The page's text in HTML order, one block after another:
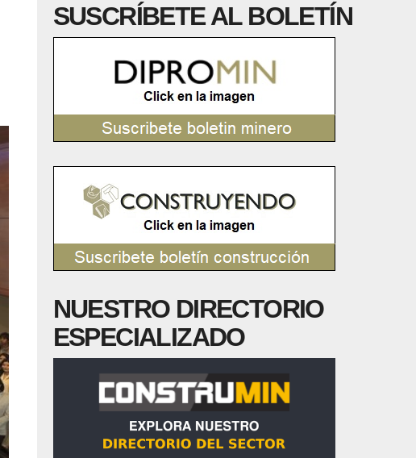
SUSCRÍBETE AL BOLETÍN
NUESTRO DIRECTORIO
ESPECIALIZADO